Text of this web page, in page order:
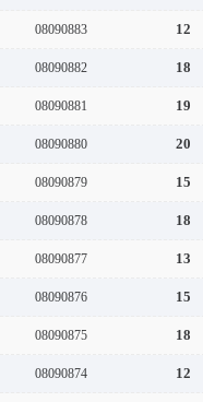
08090883 12
08090882 18
08090881 19
08090880 20
08090879 15
08090878 18
08090877 13
08090876 15
08090875 18
08090874 12